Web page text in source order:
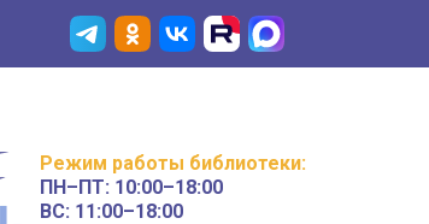
Режим работы библиотеки:
ПН–ПТ: 10:00–18:00
ВС: 11:00–18:00